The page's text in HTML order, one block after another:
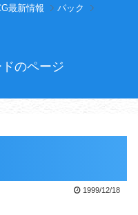
最新情報
パック
のページ
1999/12/18